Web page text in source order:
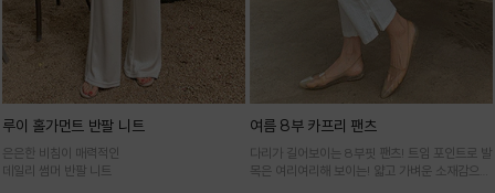
루이 홀가먼트 반팔 니트
은은한 비침이 매력적인
데일리 썸머 반팔 니트
여름 8부 카프리 팬츠
다리가 길어보이는 8부핏 팬츠! 트임 포인트로 발
목은 여리여리해 보이는! 얇고 가벼운 소재감으로